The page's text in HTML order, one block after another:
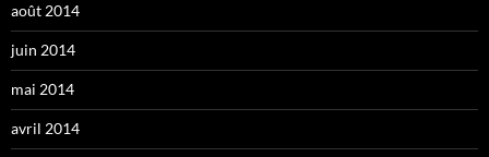
août 2014
juin 2014
mai 2014
avril 2014